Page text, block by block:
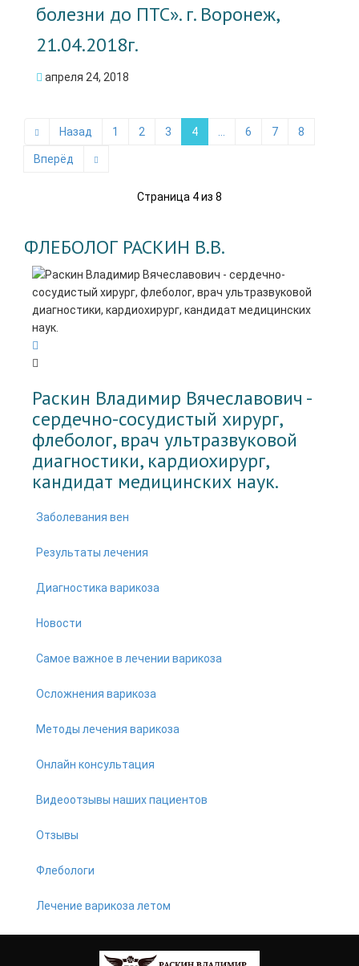
болезни до ПТС». г. Воронеж,
21.04.2018г.
апреля 24, 2018
Назад 1 2 3 4 6 7 8
Вперёд
Страница 4 из 8
ФЛЕБОЛОГ РАСКИН В.В.
Раскин Владимир Вячеславович -
cердечно-сосудистый хирург,
флеболог, врач ультразвуковой
диагностики, кардиохирург,
кандидат медицинских наук.
Заболевания вен
Результаты лечения
Диагностика варикоза
Новости
Самое важное в лечении варикоза
Осложнения варикоза
Методы лечения варикоза
Онлайн консультация
Видеоотзывы наших пациентов
Отзывы
Флебологи
Лечение варикоза летом